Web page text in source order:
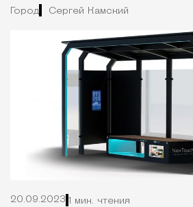
Город Сергей Камский
20.09.2023 1 мин. чтения